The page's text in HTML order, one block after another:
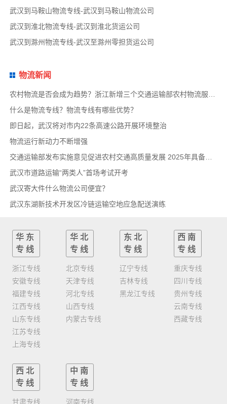
武汉到马鞍山物流专线-武汉到马鞍山物流公司
武汉到淮北物流专线-武汉到淮北货运公司
武汉到滁州物流专线-武汉至滁州零担货运公司
物流新闻
什么是物流专线？物流专线有哪些优势？
即日起，武汉将对市内22条高速公路开展环境整治
物流运行新动力不断增强
交通运输部发布实施意见促进农村交通高质量发展 2025年具备条件建制村基本通物流快递
武汉市道路运输“两类人”首场考试开考
武汉寄大件什么物流公司便宜？
武汉东湖新技术开发区冷链运输空地应急配送演练
华东
专线
浙江专线
安徽专线
福建专线
江西专线
山东专线
江苏专线
上海专线
华北
专线
北京专线
天津专线
河北专线
山西专线
内蒙古专线
东北
专线
辽宁专线
吉林专线
黑龙江专线
西南
专线
重庆专线
四川专线
贵州专线
云南专线
西藏专线
西北
专线
甘肃专线
中南
专线
河南专线